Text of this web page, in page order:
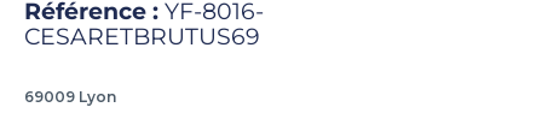
Référence : YF-8016-
CESARETBRUTUS69
69009 Lyon